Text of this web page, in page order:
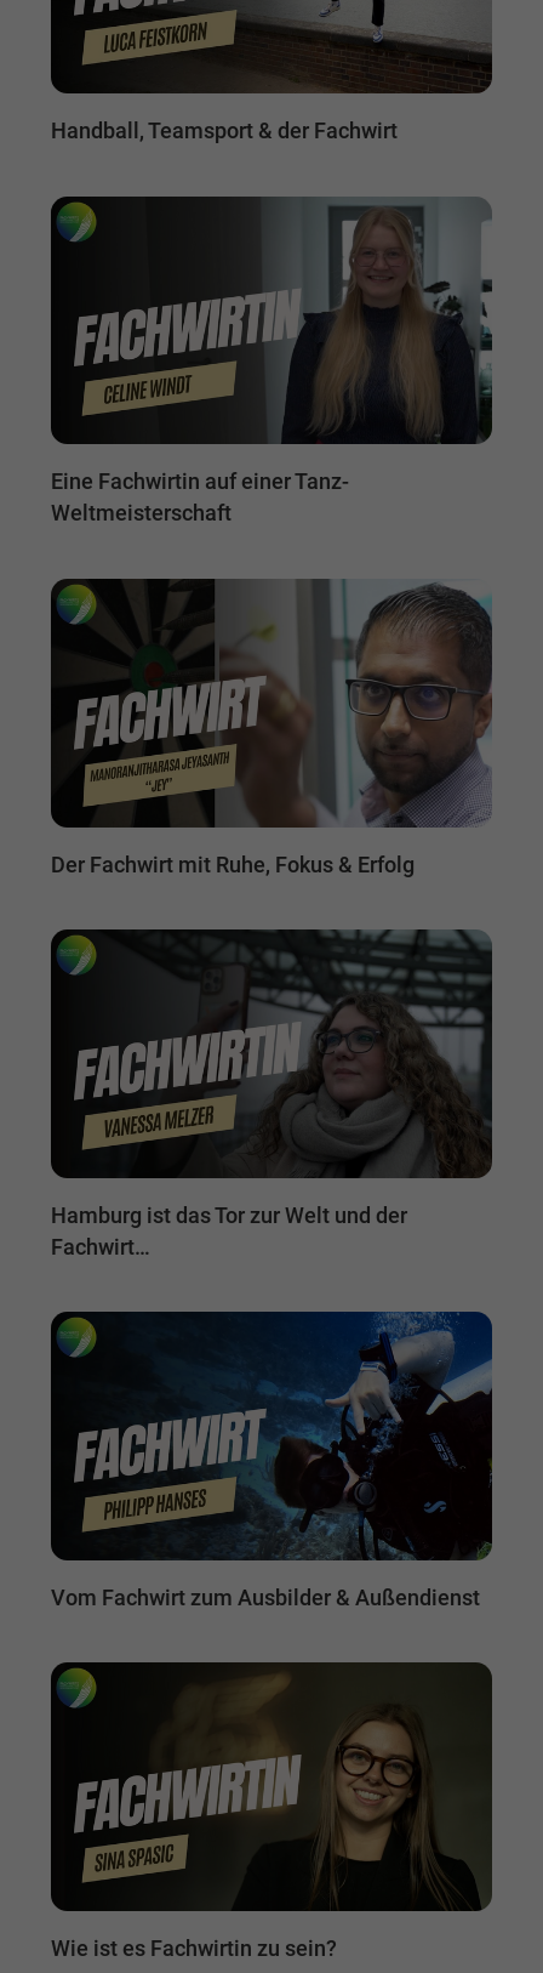
Handball, Teamsport & der Fachwirt
Eine Fachwirtin auf einer Tanz-
Weltmeisterschaft
Der Fachwirt mit Ruhe, Fokus & Erfolg
Hamburg ist das Tor zur Welt und der
Fachwirt…
Vom Fachwirt zum Ausbilder & Außendienst
Wie ist es Fachwirtin zu sein?